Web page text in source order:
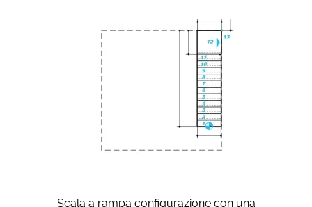
Scala a rampa configurazione con una